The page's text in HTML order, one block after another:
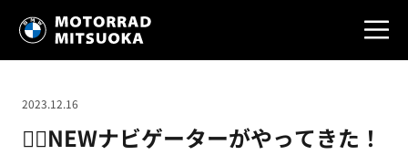
❤️‍🔥NEWナビゲーターがやってきた！
2023.12.16